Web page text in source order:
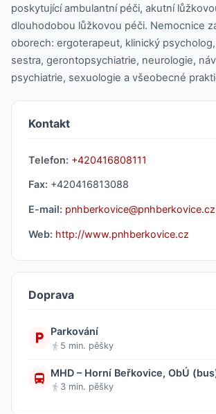
poskytující ambulantní péči, akutní
dlouhodobou lůžkovou péči. Nemocnice
oborech: ergoterapeut, klinický
sestra, gerontopsychiatrie, neurologie,
psychiatrie, sexuologie a všeobecné
Kontakt
Telefon: +420416808111
Fax: +420416813088
E-mail: pnhberkovice@pnhberkovice.cz
Web: http://www.pnhberkovice.cz
Doprava
Parkování
5 min. pěšky
MHD – Horní Beřkovice, ObÚ
3 min. pěšky